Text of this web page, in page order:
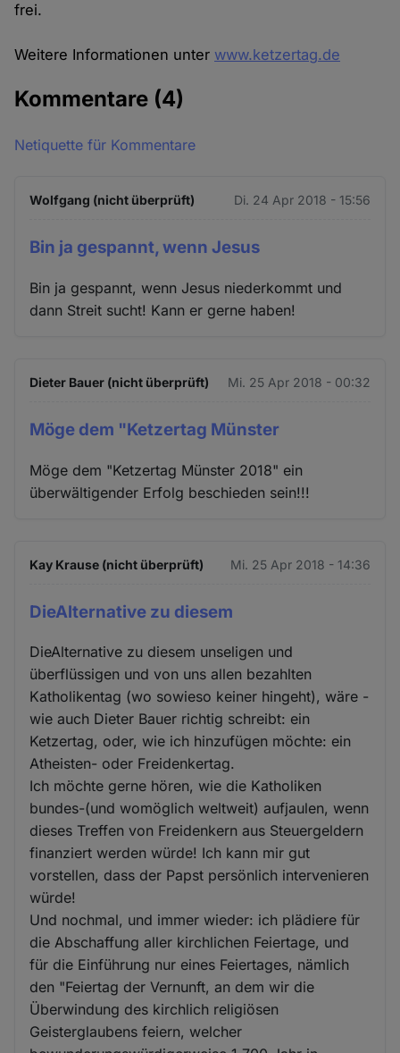
frei.
Weitere Informationen unter www.ketzertag.de
Kommentare (4)
Netiquette für Kommentare
Wolfgang (nicht überprüft) Di. 24 Apr 2018 - 15:56
Bin ja gespannt, wenn Jesus
Bin ja gespannt, wenn Jesus niederkommt und
dann Streit sucht! Kann er gerne haben!
Dieter Bauer (nicht überprüft) Mi. 25 Apr 2018 - 00:32
Möge dem "Ketzertag Münster
Möge dem "Ketzertag Münster 2018" ein
überwältigender Erfolg beschieden sein!!!
Kay Krause (nicht überprüft) Mi. 25 Apr 2018 - 14:36
DieAlternative zu diesem
DieAlternative zu diesem unseligen und
überflüssigen und von uns allen bezahlten
Katholikentag (wo sowieso keiner hingeht), wäre -
wie auch Dieter Bauer richtig schreibt: ein
Ketzertag, oder, wie ich hinzufügen möchte: ein
Atheisten- oder Freidenkertag.
Ich möchte gerne hören, wie die Katholiken
bundes-(und womöglich weltweit) aufjaulen, wenn
dieses Treffen von Freidenkern aus Steuergeldern
finanziert werden würde! Ich kann mir gut
vorstellen, dass der Papst persönlich intervenieren
würde!
Und nochmal, und immer wieder: ich plädiere für
die Abschaffung aller kirchlichen Feiertage, und
für die Einführung nur eines Feiertages, nämlich
den "Feiertag der Vernunft, an dem wir die
Überwindung des kirchlich religiösen
Geisterglaubens feiern, welcher